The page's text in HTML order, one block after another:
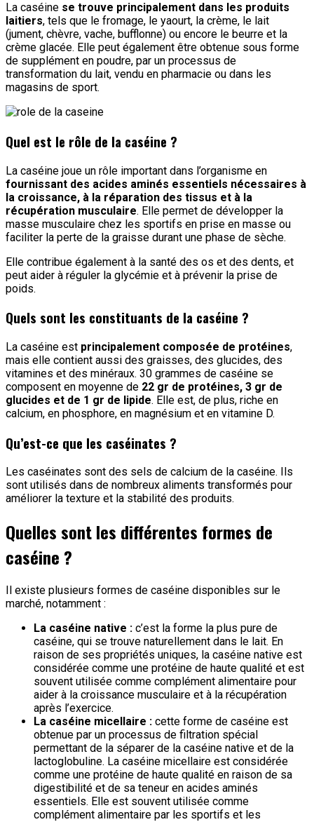
La caséine se trouve principalement dans les produits
laitiers, tels que le fromage, le yaourt, la crème, le lait
(jument, chèvre, vache, bufflonne) ou encore le beurre et la
crème glacée. Elle peut également être obtenue sous forme
de supplément en poudre, par un processus de
transformation du lait, vendu en pharmacie ou dans les
magasins de sport.
Quel est le rôle de la caséine ?
La caséine joue un rôle important dans l’organisme en
fournissant des acides aminés essentiels nécessaires à
la croissance, à la réparation des tissus et à la
récupération musculaire. Elle permet de développer la
masse musculaire chez les sportifs en prise en masse ou
faciliter la perte de la graisse durant une phase de sèche.
Elle contribue également à la santé des os et des dents, et
peut aider à réguler la glycémie et à prévenir la prise de
poids.
Quels sont les constituants de la caséine ?
La caséine est principalement composée de protéines,
mais elle contient aussi des graisses, des glucides, des
vitamines et des minéraux. 30 grammes de caséine se
composent en moyenne de 22 gr de protéines, 3 gr de
glucides et de 1 gr de lipide. Elle est, de plus, riche en
calcium, en phosphore, en magnésium et en vitamine D.
Qu’est-ce que les caséinates ?
Les caséinates sont des sels de calcium de la caséine. Ils
sont utilisés dans de nombreux aliments transformés pour
améliorer la texture et la stabilité des produits.
Quelles sont les différentes formes de
caséine ?
Il existe plusieurs formes de caséine disponibles sur le
marché, notamment :
La caséine native : c’est la forme la plus pure de
caséine, qui se trouve naturellement dans le lait. En
raison de ses propriétés uniques, la caséine native est
considérée comme une protéine de haute qualité et est
souvent utilisée comme complément alimentaire pour
aider à la croissance musculaire et à la récupération
après l’exercice.
La caséine micellaire : cette forme de caséine est
obtenue par un processus de filtration spécial
permettant de la séparer de la caséine native et de la
lactoglobuline. La caséine micellaire est considérée
comme une protéine de haute qualité en raison de sa
digestibilité et de sa teneur en acides aminés
essentiels. Elle est souvent utilisée comme
complément alimentaire par les sportifs et les